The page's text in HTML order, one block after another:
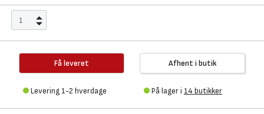
Få leveret
Levering 1-2 hverdage
Afhent i butik
På lager i 14 butikker